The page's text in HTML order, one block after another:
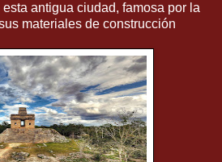
antigua ciudad, famosa por la
materiales de construcción